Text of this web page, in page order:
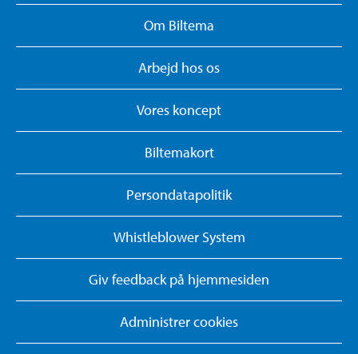
Om Biltema
Arbejd hos os
Vores koncept
Biltemakort
Persondatapolitik
Whistleblower System
Giv feedback på hjemmesiden
Administrer cookies